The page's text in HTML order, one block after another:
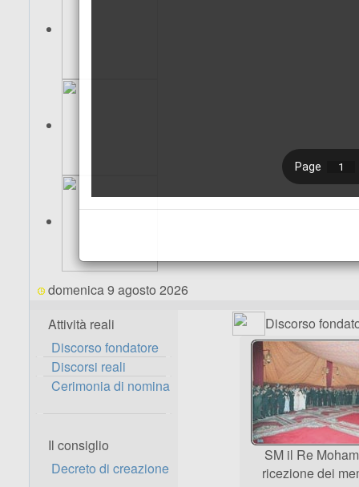
domenica 9 agosto 2026
Attività reali
Discorso fondatore
Discorsi reali
Cerimonia di nomina
Il consiglio
Decreto di creazione
Discorso
SM il Re
ricezione dei